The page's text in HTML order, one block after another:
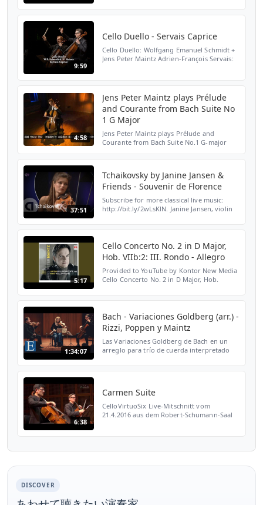
9:59
Cello Duello - Servais Caprice
Cello Duello: Wolfgang Emanuel Schmidt +
Jens Peter Maintz Adrien-François Servais:
4:58
Jens Peter Maintz plays Prélude
and Courante from Bach Suite No
1 G Major
Jens Peter Maintz plays Prélude and
Courante from Bach Suite No.1 G-major
37:51
Tchaikovsky by Janine Jansen &
Friends - Souvenir de Florence
Subscribe for more classical live music:
http://bit.ly/2wLsKlN. Janine Jansen, violin
5:17
Cello Concerto No. 2 in D Major,
Hob. VIIb:2: III. Rondo - Allegro
Provided to YouTube by Kontor New Media
Cello Concerto No. 2 in D Major, Hob.
1:34:07
Bach - Variaciones Goldberg (arr.) -
Rizzi, Poppen y Maintz
Las Variaciones Goldberg de Bach en un
arreglo para trío de cuerda interpretado
6:38
Carmen Suite
CelloVirtuoSix Live-Mitschnitt vom
21.4.2016 aus dem Robert-Schumann-Saal
DISCOVER